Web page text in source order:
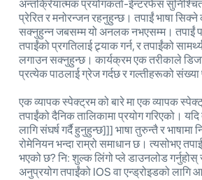
अन्तर्क्रियात्मक प्रयोगकर्ता-ईन्टरफेस
प्रेरित र मनोरन्जन रहनुहुन्छ। तपाईं भाषा सिक्ने
सक्नुहुन्न जबसम्म यो अनलक नभएसम्म। तपाईं
तपाईंको प्रगतिलाई ट्र्याक गर्न, र तपाईंको
लगाउन सक्नुहुन्छ। कार्यक्रम एक तरीकाले
प्रत्येक पाठलाई ग्रेज गर्दछ र गल्तीहरूको संख्या
एक व्यापक स्पेक्ट्रम को बारे मा एक व्यापक
तपाईंको दैनिक तालिकामा प्रयोग गरिएको।
लागि संघर्ष गर्दै हुनुहुन्छ]]] भाषा तुरुन्तै र
रोमेनियन भन्दा राम्रो समाधान छ। त्यसोभए
भएको छ? नि: शुल्क लिंगो प्ले डाउनलोड गर्नुहोस्
अनुप्रयोग तपाईंको IOS वा एन्ड्रोइडको लागि